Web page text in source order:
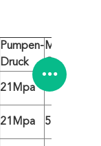
Pumpen-
Druck
Maschinen-
Gewicht
21Mpa 4.7T
21Mpa 5.3T